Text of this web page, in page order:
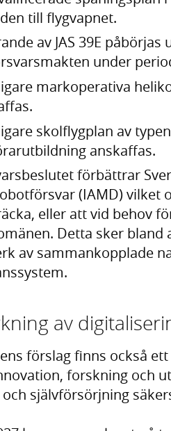
till flygvapnet.
av JAS 39E
under
markoperativa
skolflygplan av
anskaffas.
förbättrar
(IAMD) vilket
eller att vid behov
Detta sker bland
av sammankopplade
av
förslag finns också
forskning och
självförsörjning